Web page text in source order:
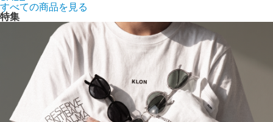
すべての商品を見る
特集